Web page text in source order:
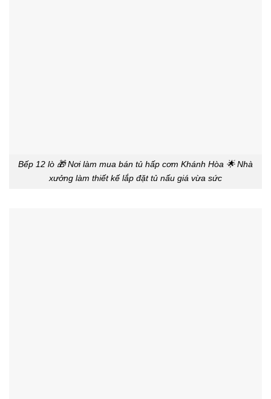
Bếp 12 lò 🎁 Nơi làm mua bán tủ hấp cơm Khánh Hòa 🌟 Nhà
xưởng làm thiết kế lắp đặt tủ nấu giá vừa sức